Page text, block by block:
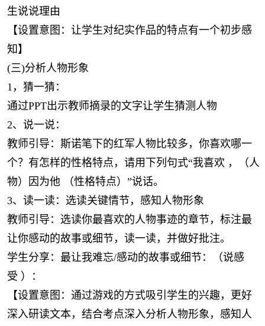
生说说理由
【设置意图：让学生对纪实作品的特点有一个初步感
知】
(三)分析人物形象
1，猜一猜：
通过PPT出示教师摘录的文字让学生猜测人物
2、说一说：
教师引导：斯诺笔下的红军人物比较多，你喜欢哪一
个？有怎样的性格特点，请用下列句式“我喜欢 ，（人
物）因为他 （性格特点）”说话。
3、读一读：选读关键情节，感知人物形象
教师引导：选读你最喜欢的人物事迹的章节，标注最
让你感动的故事或细节，读一读，并做好批注。
学生分享：最让我难忘/感动的故事或细节：（说感
受 ）：
【设置意图：通过游戏的方式吸引学生的兴趣，更好
深入研读文本，结合考点深入分析人物形象，感知人